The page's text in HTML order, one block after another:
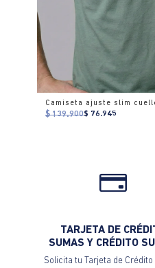
$ 139.900$ 76.945
TARJETA DE
SUMAS Y CRÉDITO
Solicita tu Tarjeta de Crédito